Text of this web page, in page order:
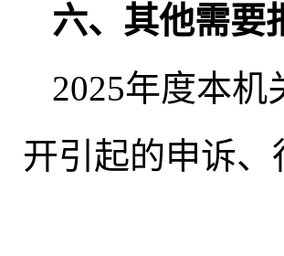
六、其他需要
2025年度本
开引起的申诉